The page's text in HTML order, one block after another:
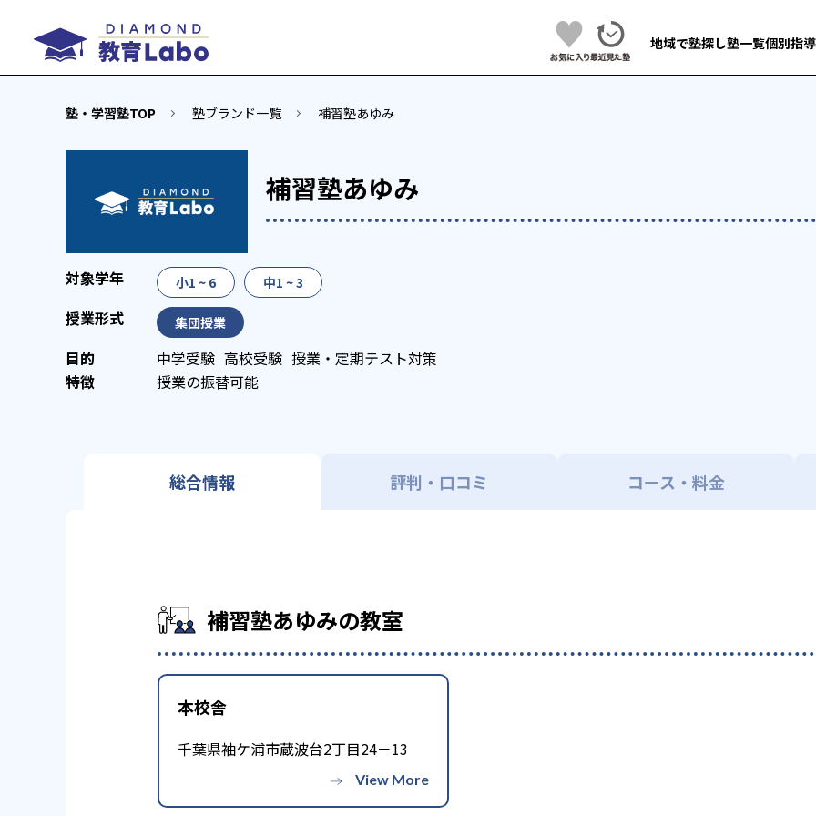
地域で塾探し塾一覧個別指
塾・学習塾TOP 塾ブランド一覧 補習塾あゆみ
補習塾あゆみ
小1 ~ 6 中1 ~ 3
集団授業
中学受験 高校受験 授業・定期テスト対策
授業の振替可能
総合情報 評判・口コミ コース・料金
補習塾あゆみの教室
本校舎
千葉県袖ケ浦市蔵波台2丁目24－13